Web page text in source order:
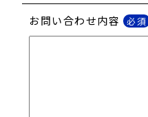
お問い合わせ内容 必須